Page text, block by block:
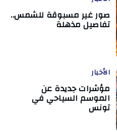
صور غير مسبوقة للشمس..
تفاصيل مذهلة
الأخبار
مؤشرات جديدة عن
الموسم السياحي في
تونس